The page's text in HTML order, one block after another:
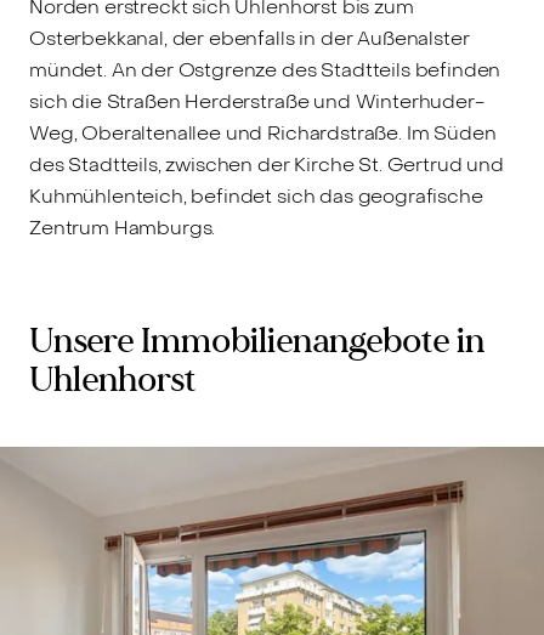
Norden erstreckt sich Uhlenhorst bis zum
Osterbekkanal, der ebenfalls in der Außenalster
mündet. An der Ostgrenze des Stadtteils befinden
sich die Straßen Herderstraße und Winterhuder-
Weg, Oberaltenallee und Richardstraße. Im Süden
des Stadtteils, zwischen der Kirche St. Gertrud und
Kuhmühlenteich, befindet sich das geografische
Zentrum Hamburgs.
Unsere Immobilienangebote in
Uhlenhorst